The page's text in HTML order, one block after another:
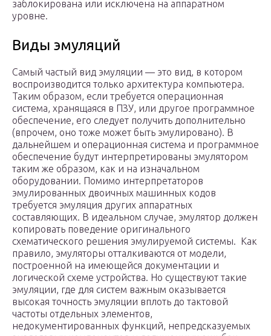
заблокирована или исключена на аппаратном
уровне.
Виды эмуляций
Самый частый вид эмуляции — это вид, в котором
воспроизводится только архитектура компьютера.
Таким образом, если требуется операционная
система, хранящаяся в ПЗУ, или другое программное
обеспечение, его следует получить дополнительно
(впрочем, оно тоже может быть эмулировано). В
дальнейшем и операционная система и программное
обеспечение будут интерпретированы эмулятором
таким же образом, как и на изначальном
оборудовании. Помимо интерпретаторов
эмулированных двоичных машинных кодов
требуется эмуляция других аппаратных
составляющих. В идеальном случае, эмулятор должен
копировать поведение оригинального
схематического решения эмулируемой системы. Как
правило, эмуляторы отталкиваются от модели,
построенной на имеющейся документации и
логической схеме устройства. Но существуют такие
эмуляции, где для систем важным оказывается
высокая точность эмуляции вплоть до тактовой
частоты отдельных элементов,
недокументированных функций, непредсказуемых